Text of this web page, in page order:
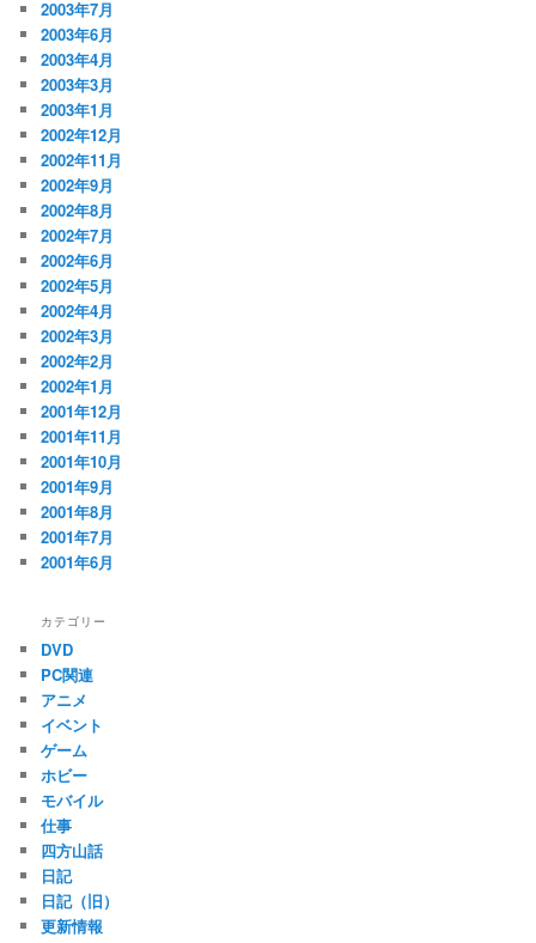
2003年7月
2003年6月
2003年4月
2003年3月
2003年1月
2002年12月
2002年11月
2002年9月
2002年8月
2002年7月
2002年6月
2002年5月
2002年4月
2002年3月
2002年2月
2002年1月
2001年12月
2001年11月
2001年10月
2001年9月
2001年8月
2001年7月
2001年6月
カテゴリー
DVD
PC関連
アニメ
イベント
ゲーム
ホビー
モバイル
仕事
四方山話
日記
日記（旧）
更新情報